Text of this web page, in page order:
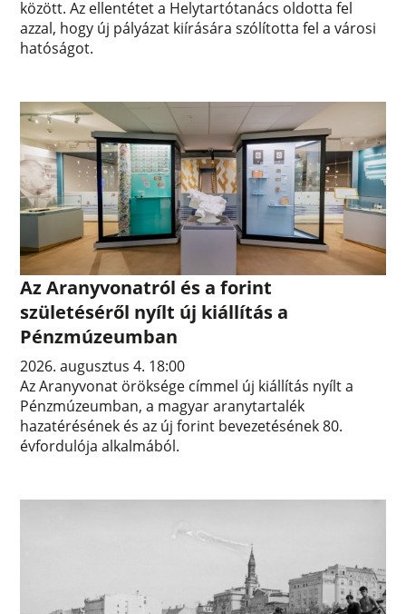
között. Az ellentétet a Helytartótanács oldotta fel
azzal, hogy új pályázat kiírására szólította fel a városi
hatóságot.
Az Aranyvonatról és a forint
születéséről nyílt új kiállítás a
Pénzmúzeumban
2026. augusztus 4. 18:00
Az Aranyvonat öröksége címmel új kiállítás nyílt a
Pénzmúzeumban, a magyar aranytartalék
hazatérésének és az új forint bevezetésének 80.
évfordulója alkalmából.